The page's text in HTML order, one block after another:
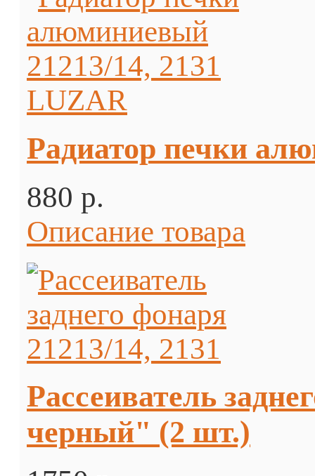
Радиатор печки
880 p.
Описание товара
Рассеиватель
черный" (2 шт.)